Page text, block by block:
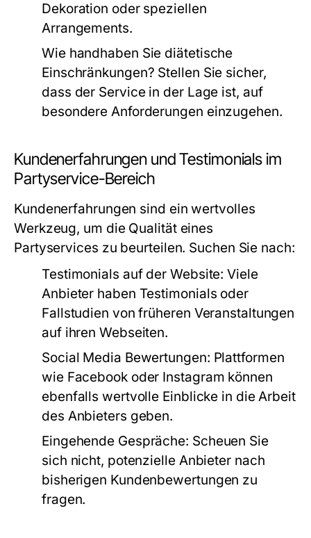
Dekoration oder speziellen
Arrangements.
Wie handhaben Sie diätetische
Einschränkungen? Stellen Sie sicher,
dass der Service in der Lage ist, auf
besondere Anforderungen einzugehen.
Kundenerfahrungen und Testimonials im
Partyservice-Bereich
Kundenerfahrungen sind ein wertvolles
Werkzeug, um die Qualität eines
Partyservices zu beurteilen. Suchen Sie nach:
Testimonials auf der Website: Viele
Anbieter haben Testimonials oder
Fallstudien von früheren Veranstaltungen
auf ihren Webseiten.
Social Media Bewertungen: Plattformen
wie Facebook oder Instagram können
ebenfalls wertvolle Einblicke in die Arbeit
des Anbieters geben.
Eingehende Gespräche: Scheuen Sie
sich nicht, potenzielle Anbieter nach
bisherigen Kundenbewertungen zu
fragen.